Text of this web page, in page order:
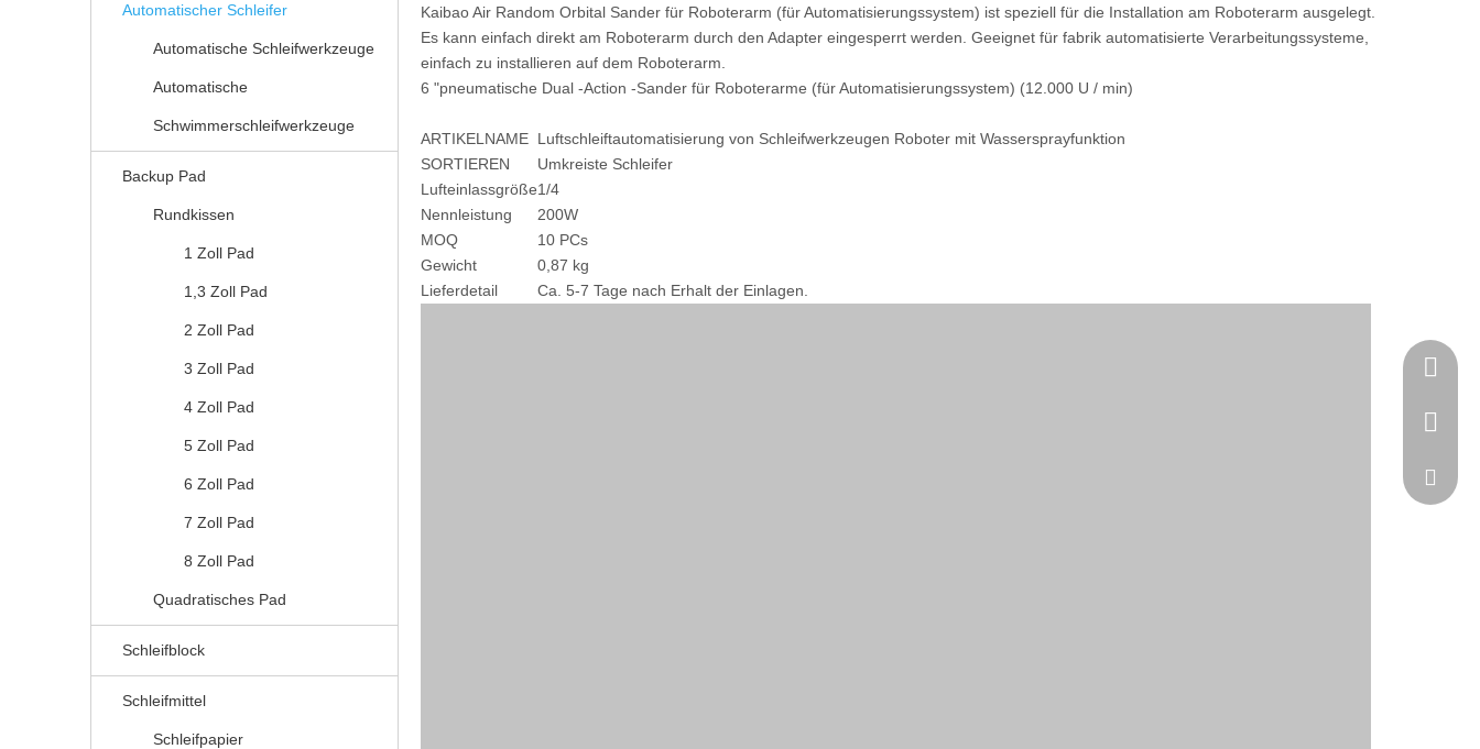
Automatischer Schleifer
Automatische Schleifwerkzeuge
Automatische
Schwimmerschleifwerkzeuge
Backup Pad
Rundkissen
1 Zoll Pad
1,3 Zoll Pad
2 Zoll Pad
3 Zoll Pad
4 Zoll Pad
5 Zoll Pad
6 Zoll Pad
7 Zoll Pad
8 Zoll Pad
Quadratisches Pad
Schleifblock
Schleifmittel
Schleifpapier
Kaibao Air Random Orbital Sander für Roboterarm (für Automatisierungssystem) ist speziell für die Installation am Roboterarm ausgelegt.
Es kann einfach direkt am Roboterarm durch den Adapter eingesperrt werden. Geeignet für fabrik automatisierte Verarbeitungssysteme,
einfach zu installieren auf dem Roboterarm.
6 "pneumatische Dual -Action -Sander für Roboterarme (für Automatisierungssystem) (12.000 U / min)
ARTIKELNAME Luftschleiftautomatisierung von Schleifwerkzeugen Roboter mit Wassersprayfunktion
SORTIEREN
Umkreiste Schleifer
Lufteinlassgröße1/4
Nennleistung
200W
MOQ
10 PCs
Gewicht
0,87 kg
Lieferdetail
Ca. 5-7 Tage nach Erhalt der Einlagen.